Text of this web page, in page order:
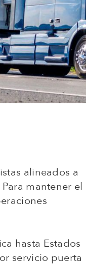
alineados a
mantener el
hasta Estados
servicio puerta